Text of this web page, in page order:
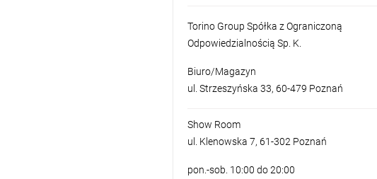
Torino Group Spółka z Ograniczoną
Odpowiedzialnością Sp. K.
Biuro/Magazyn
ul. Strzeszyńska 33, 60-479 Poznań
Show Room
ul. Klenowska 7, 61-302 Poznań
pon.-sob. 10:00 do 20:00